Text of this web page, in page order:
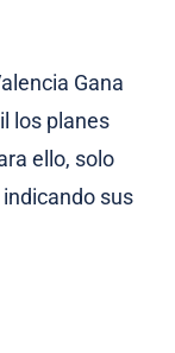
Gana
los planes
ello, solo
indicando sus